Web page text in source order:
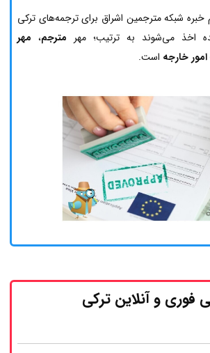
شبکه مترجمین اشراق برای ترجمه‌های ترکی
اخذ می‌شوند به ترتیب؛ مهر مترجم، مهر
خارجه است.
فوری و آنلاین ترکی